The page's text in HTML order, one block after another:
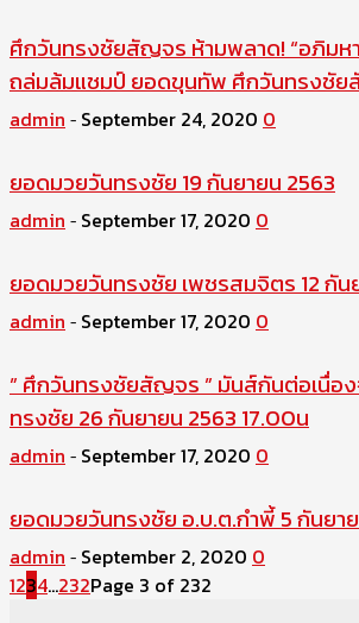
ศึกวันทรงชัยสัญจร ห้ามพลาด! “อภิมห
ถล่มล้มแชมป์ ยอดขุนทัพ ศึกวันทรงชัย
admin - September 24, 2020 0
ยอดมวยวันทรงชัย 19 กันยายน 2563
admin - September 17, 2020 0
ยอดมวยวันทรงชัย เพชรสมจิตร 12 กัน
admin - September 17, 2020 0
” ศึกวันทรงชัยสัญจร ” มันส์กันต่อเนื่อ
ทรงชัย 26 กันยายน 2563 17.00น
admin - September 17, 2020 0
ยอดมวยวันทรงชัย อ.บ.ต.กำพี้ 5 กันยา
admin - September 2, 2020 0
1234...232Page 3 of 232